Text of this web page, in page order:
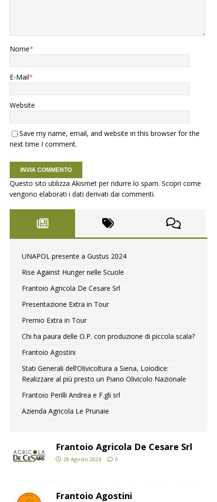
Nome*
E-Mail*
Website
Save my name, email, and website in this browser for the
next time I comment.
Questo sito utilizza Akismet per ridurre lo spam. Scopri come
vengono elaborati i dati derivati dai commenti.
UNAPOL presente a Gustus 2024
Rise Against Hunger nelle Scuole
Frantoio Agricola De Cesare Srl
Presentazione Extra in Tour
Premio Extra in Tour
Chi ha paura delle O.P. con produzione di piccola scala?
Frantoio Agostini
Stati Generali dell’Olivicoltura a Siena, Loiodice:
Realizzare al più presto un Piano Olivicolo Nazionale
Frantoio Perilli Andrea e F.gli srl
Azienda Agricola Le Prunaie
Frantoio Agricola De Cesare Srl
28 Agosto 2024 0
Frantoio Agostini